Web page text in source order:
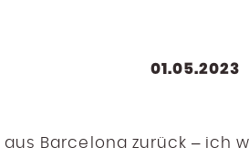
01.05.2023
aus Barcelona zurück – ich